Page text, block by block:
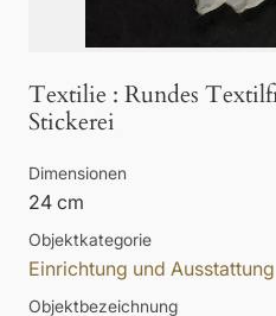
Textilie : Rundes
Stickerei
Dimensionen
24 cm
Objektkategorie
Einrichtung und Ausstattung
Objektbezeichnung